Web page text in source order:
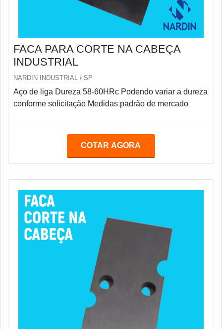
FACA PARA CORTE NA CABEÇA
INDUSTRIAL
NARDIN INDUSTRIAL / SP
Aço de liga Dureza 58-60HRc Podendo variar a dureza
conforme solicitação Medidas padrão de mercado
COTAR AGORA